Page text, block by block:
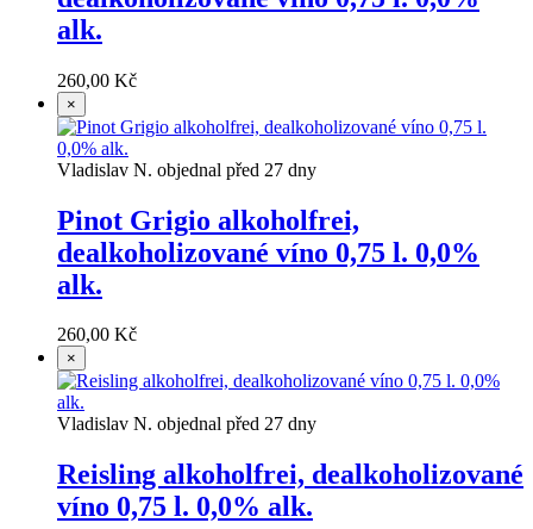
alk.
260,00 Kč
×
Vladislav N. objednal před 27 dny
Pinot Grigio alkoholfrei,
dealkoholizované víno 0,75 l. 0,0%
alk.
260,00 Kč
×
Vladislav N. objednal před 27 dny
Reisling alkoholfrei, dealkoholizované
víno 0,75 l. 0,0% alk.